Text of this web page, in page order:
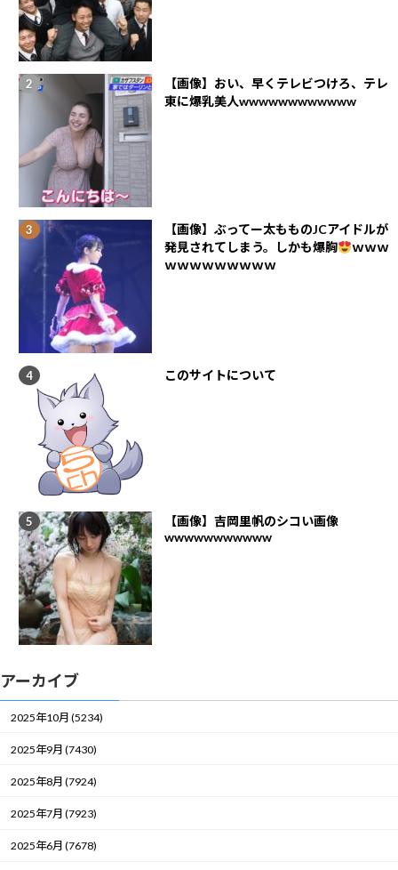
【画像】おい、早くテレビつけろ、テレ
東に爆乳美人wwwwwwwwwwww
【画像】ぶってー太もものJCアイドルが
発見されてしまう。しかも爆胸
ｗｗｗ
ｗｗｗｗｗｗｗｗｗ
このサイトについて
【画像】吉岡里帆のシコい画像
wwwwwwwwwww
アーカイブ
2025年10月 (5234)
2025年9月 (7430)
2025年8月 (7924)
2025年7月 (7923)
2025年6月 (7678)